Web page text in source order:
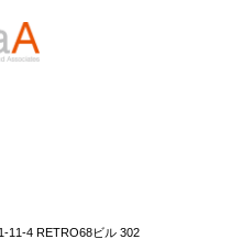
11-4 RETRO68ビル 302